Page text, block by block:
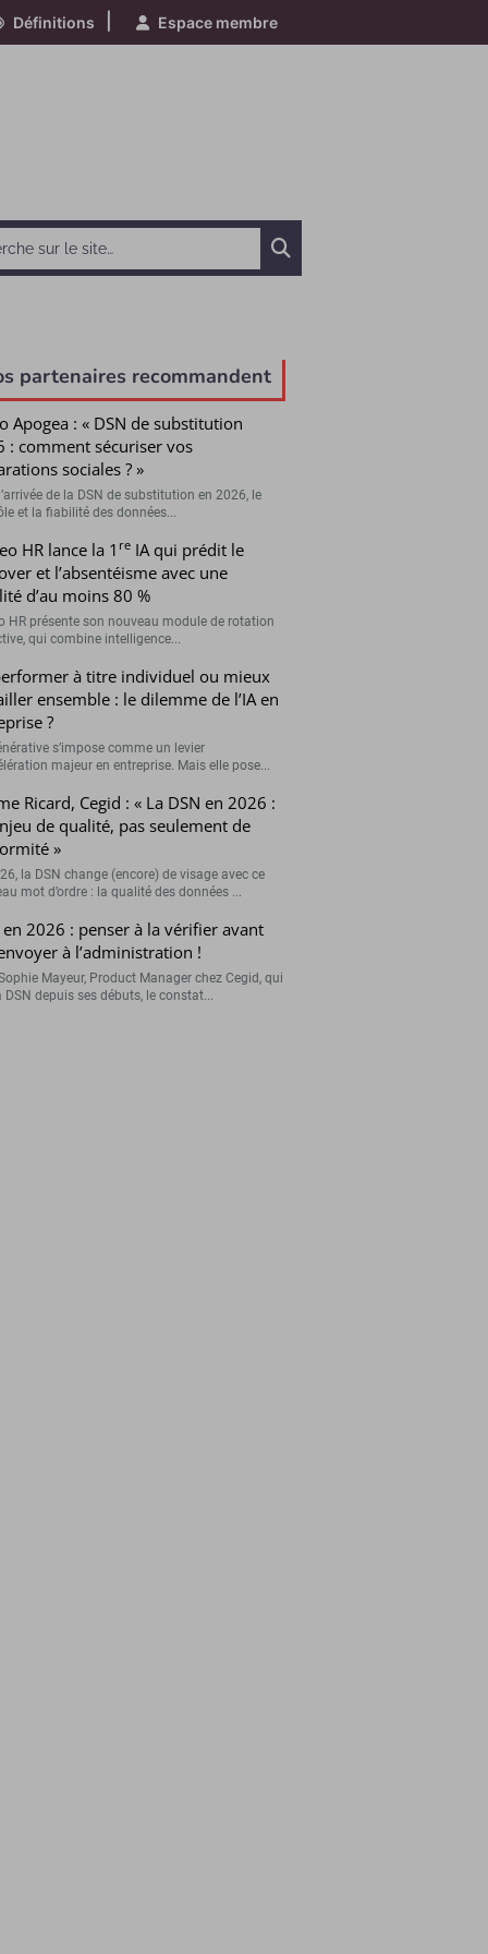
Définitions Espace membre
partenaires recommandent
Apogea : « DSN de substitution
: comment sécuriser vos
sociales ? »
de la DSN de substitution en 2026, le
et la fiabilité des données...
HR lance la 1 reIA qui prédit le
et l’absentéisme avec une
d’au moins 80 %
HR présente son nouveau module de rotation
qui combine intelligence...
à titre individuel ou mieux
ensemble : le dilemme de l’IA en
?
s’impose comme un levier
majeur en entreprise. Mais elle pose...
Ricard, Cegid : « La DSN en 2026 :
de qualité, pas seulement de
»
la DSN change (encore) de visage avec ce
mot d’ordre : la qualité des données ...
en 2026 : penser à la vérifier avant
à l’administration !
Mayeur, Product Manager chez Cegid, qui
DSN depuis ses débuts, le constat...